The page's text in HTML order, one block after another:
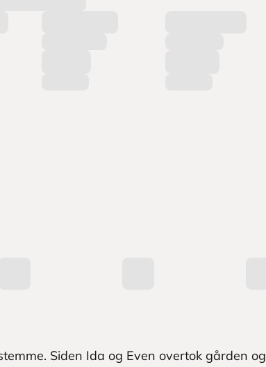
Siden Ida og Even overtok gården og